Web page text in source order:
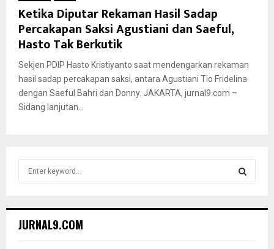
Ketika Diputar Rekaman Hasil Sadap
Percakapan Saksi Agustiani dan Saeful,
Hasto Tak Berkutik
Sekjen PDIP Hasto Kristiyanto saat mendengarkan rekaman
hasil sadap percakapan saksi, antara Agustiani Tio Fridelina
dengan Saeful Bahri dan Donny. JAKARTA, jurnal9.com –
Sidang lanjutan...
h
JURNAL9.COM